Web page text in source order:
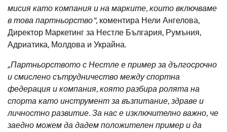
мисия като компания и на марките, които включваме
в това партньорство“, коментира Нели Ангелова,
Директор Маркетинг за Нестле България, Румъния,
Адриатика, Молдова и Украйна.
„Партньорството с Нестле е пример за дългосрочно
и смислено сътрудничество между спортна
федерация и компания, която разбира ролята на
спорта като инструмент за възпитание, здраве и
личностно развитие. За нас е изключително важно, че
заедно можем да дадем положителен пример и да